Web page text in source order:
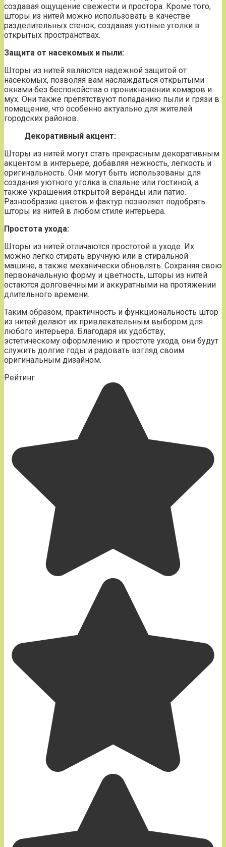
создавая ощущение свежести и простора. Кроме того,
шторы из нитей можно использовать в качестве
разделительных стенок, создавая уютные уголки в
открытых пространствах.
Защита от насекомых и пыли:
Шторы из нитей являются надежной защитой от
насекомых, позволяя вам наслаждаться открытыми
окнами без беспокойства о проникновении комаров и
мух. Они также препятствуют попаданию пыли и грязи в
помещение, что особенно актуально для жителей
городских районов.
Декоративный акцент:
Шторы из нитей могут стать прекрасным декоративным
акцентом в интерьере, добавляя нежность, легкость и
оригинальность. Они могут быть использованы для
создания уютного уголка в спальне или гостиной, а
также украшения открытой веранды или патио.
Разнообразие цветов и фактур позволяет подобрать
шторы из нитей в любом стиле интерьера.
Простота ухода:
Шторы из нитей отличаются простотой в уходе. Их
можно легко стирать вручную или в стиральной
машине, а также механически обновлять. Сохраняя свою
первоначальную форму и цветность, шторы из нитей
остаются долговечными и аккуратными на протяжении
длительного времени.
Таким образом, практичность и функциональность штор
из нитей делают их привлекательным выбором для
любого интерьера. Благодаря их удобству,
эстетическому оформлению и простоте ухода, они будут
служить долгие годы и радовать взгляд своим
оригинальным дизайном.
Рейтинг